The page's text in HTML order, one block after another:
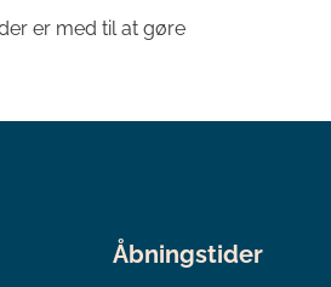
er med til at gøre
Åbningstider